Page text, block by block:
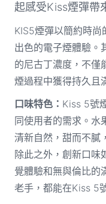
起感受Kiss煙彈帶
KIS5煙彈以簡約時
出色的電子煙體驗。
的尼古丁濃度，不僅
煙過程中獲得持久且
口味特色： Kiss 5號
同使用者的需求。水
清新自然，甜而不膩
除此之外，創新口味
覺體驗和無與倫比的
老手，都能在Kiss 5